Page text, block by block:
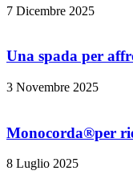
7 Dicembre 2025
Una spada per
3 Novembre 2025
Monocorda®per
8 Luglio 2025